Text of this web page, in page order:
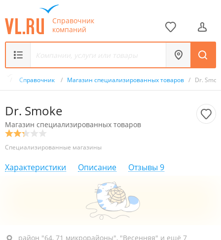
Справочник
компаний
Справочник / Магазин специализированных товаров / Dr.
Dr. Smoke
Магазин специализированных товаров
Специализированные магазины
Характеристики Описание Отзывы 9
район "64, 71 микрорайоны", ул. Нейбута, 10В
район "64, 71 микрорайоны", "Весенняя" и ещё 7